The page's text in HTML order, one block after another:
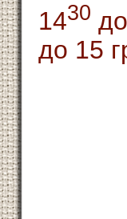
1430
до 15